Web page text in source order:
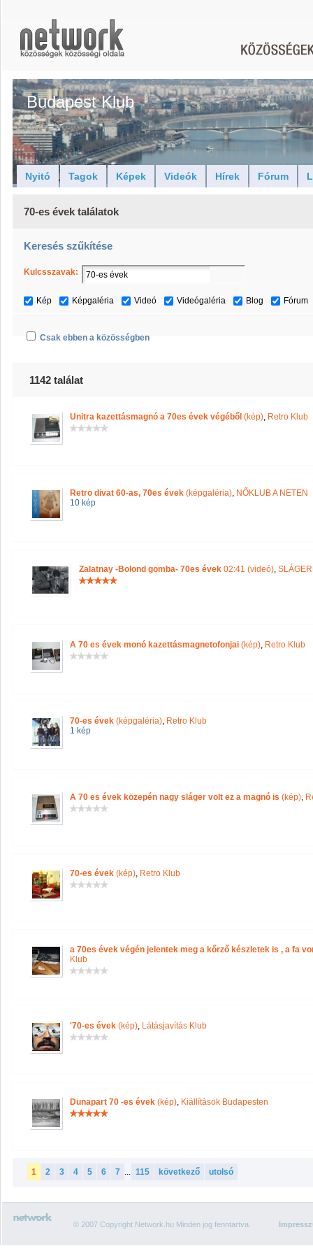
Budapest Klub
Nyitó Tagok Képek Videók Hírek Fórum
70-es évek találatok
Keresés szűkítése
Kulcsszavak:
Kép Képgaléria Videó Videógaléria Blog Fórum
Csak ebben a közösségben
1142 találat
Unitra kazettásmagnó a 70es évek végéből (kép), Retro Klub
Retro divat 60-as, 70es évek (képgaléria), NŐKLUB A NETEN
10 kép
Zalatnay -Bolond gomba- 70es évek 02:41 (videó),
A 70 es évek monó kazettásmagnetofonjai (kép), Retro Klub
70-es évek (képgaléria), Retro Klub
1 kép
A 70 es évek közepén nagy sláger volt ez a magnó is (kép),
70-es évek (kép), Retro Klub
a 70es évek végén jelentek meg a kőrző készletek is , a fa
Klub
'70-es évek (kép), Látásjavítás Klub
Dunapart 70 -es évek (kép), Kiállítások Budapesten
1 2 3 4 5 6 7 ... 115 következő utolsó
© 2007 Copyright Network.hu Minden jog fenntartva.